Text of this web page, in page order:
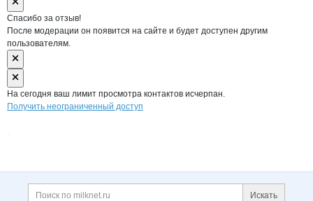
Спасибо за отзыв!
После модерации он появится на сайте и будет доступен другим
пользователям.
На сегодня ваш лимит просмотра контактов исчерпан.
Получить неограниченный доступ
Дополнительная информация
Поиск по сайту и
Искать